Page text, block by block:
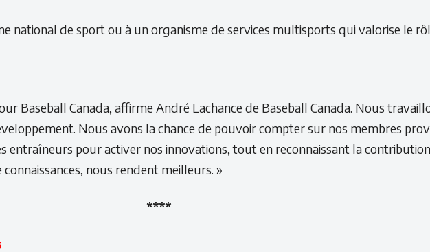
national de sport ou à un organisme de services multisports qui valorise le
Baseball Canada, affirme André Lachance de Baseball Canada. Nous
Nous avons la chance de pouvoir compter sur nos membres
entraîneurs pour activer nos innovations, tout en reconnaissant la
nous rendent meilleurs. »
****